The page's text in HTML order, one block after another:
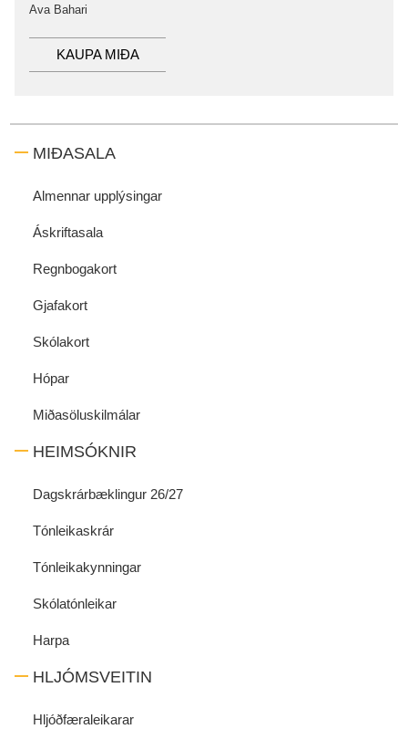
Ava Bahari
KAUPA MIÐA
MIÐASALA
Almennar upplýsingar
Áskriftasala
Regnbogakort
Gjafakort
Skólakort
Hópar
Miðasöluskilmálar
HEIMSÓKNIR
Dagskrárbæklingur 26/27
Tónleikaskrár
Tónleikakynningar
Skólatónleikar
Harpa
HLJÓMSVEITIN
Hljóðfæraleikarar